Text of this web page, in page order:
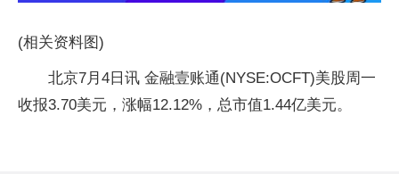
(相关资料图)
北京7月4日讯 金融壹账通(NYSE:OCFT)美股周一
收报3.70美元，涨幅12.12%，总市值1.44亿美元。